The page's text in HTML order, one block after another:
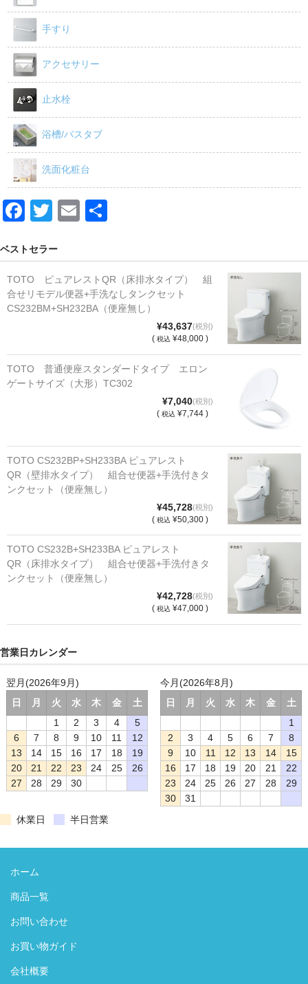
手すり
アクセサリー
止水栓
浴槽/バスタブ
洗面化粧台
F
c
e
b
k
T
tt
er
E
ベストセラー
TOTO ピュアレストQR（床排水タイプ） 組
合せリモデル便器+手洗なしタンクセット
CS232BM+SH232BA（便座無し）
¥43,637(税別)
( 税込 ¥48,000 )
TOTO 普通便座スタンダードタイプ エロン
ゲートサイズ（大形）TC302
¥7,040(税別)
( 税込 ¥7,744 )
TOTO CS232BP+SH233BA ピュアレスト
QR（壁排水タイプ） 組合せ便器+手洗付きタ
ンクセット（便座無し）
¥45,728(税別)
( 税込 ¥50,300 )
TOTO CS232B+SH233BA ピュアレスト
QR（床排水タイプ） 組合せ便器+手洗付きタ
ンクセット（便座無し）
¥42,728(税別)
( 税込 ¥47,000 )
営業日カレンダー
今月(2026年8月)
日
月 火 水 木 金
土
1
2
3 4 5 6 7
8
9
10 11 12 13 14
15
16
17 18 19 20 21
22
23
24 25 26 27 28
29
30
31
翌月(2026年9月)
日
月 火 水 木 金
土
1
2 3 4
5
6
7 8 9 10 11
12
13
14 15 16 17 18
19
20
21 22 23 24 25
26
27
28 29 30
休業日 半日営業
ホーム
商品一覧
お問い合わせ
お買い物ガイド
会社概要